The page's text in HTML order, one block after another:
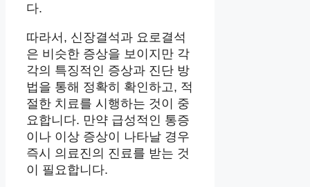
다.
따라서, 신장결석과 요로결석
은 비슷한 증상을 보이지만 각
각의 특징적인 증상과 진단 방
법을 통해 정확히 확인하고, 적
절한 치료를 시행하는 것이 중
요합니다. 만약 급성적인 통증
이나 이상 증상이 나타날 경우
즉시 의료진의 진료를 받는 것
이 필요합니다.